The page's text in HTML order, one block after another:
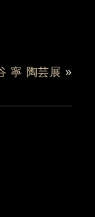
寧 陶芸展 »